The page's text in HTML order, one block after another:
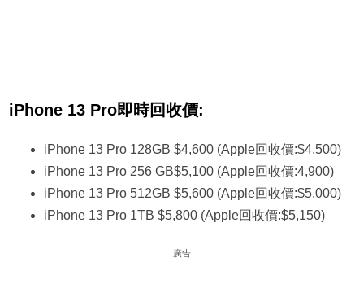
iPhone 13 Pro即時回收價:
iPhone 13 Pro 128GB $4,600 (Apple回收價:$4,500)
iPhone 13 Pro 256 GB$5,100 (Apple回收價:4,900)
iPhone 13 Pro 512GB $5,600 (Apple回收價:$5,000)
iPhone 13 Pro 1TB $5,800 (Apple回收價:$5,150)
廣告